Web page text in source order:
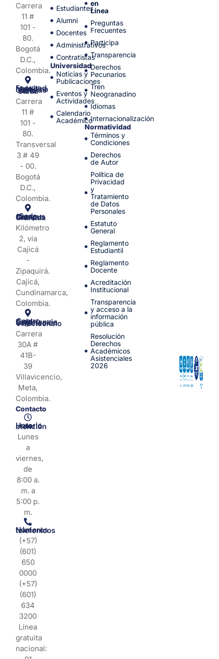
Carrera
11 #
101 -
80.
Bogotá
D.C.,
Colombia.
Facultad de Medicina y Ciencias de la Salud
Carrera
11 #
101 -
80.
Transversal
3 # 49
- 00.
Bogotá
D.C.,
Colombia.
Sede Campus Nueva Granada
Kilómetro
2, vía
Cajicá
-
Zipaquirá.
Cajicá,
Cundinamarca,
Colombia.
Centro de Experiencia y Orientación Villavicencio
Carrera
30A #
41B-
39
Villavicencio,
Meta,
Colombia.
Contacto
Horario de atención
Lunes
a
viernes,
de
8:00 a.
m. a
5:00 p.
m.
Números telefonicos
(+57)
(601)
650
0000
(+57)
(601)
634
3200
Línea
gratuita
nacional:
Estudiantes
Alumni
Docentes
Administrativos
Contratistas
Universidad
Noticias y
Publicaciones
Eventos y
Actividades
Calendario
Académico
en
Línea
Preguntas
Frecuentes
Participa
Transparencia
Derechos
Pecunarios
Tren
Neogranadino
Idiomas
Internacionalización
Normatividad
Términos y
Condiciones
Derechos
de Autor
Política de
Privacidad
y
Tratamiento
de Datos
Personales
Estatuto
General
Reglamento
Estudiantil
Reglamento
Docente
Acreditación
Institucional
Transparencia
y acceso a la
información
pública
Resolución
Derechos
Académicos
Asistenciales
2026